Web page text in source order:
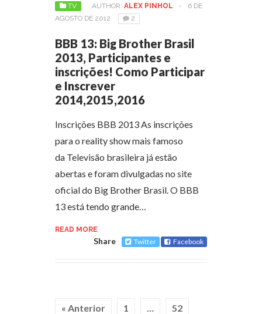
TV AUTHOR: ALEX PINHOL -
6 DE
AGOSTO DE 2012
2
BBB 13: Big Brother Brasil
2013, Participantes e
inscrições! Como Participar
e Inscrever
2014,2015,2016
Inscrições BBB 2013 As inscrições
para o reality show mais famoso
da Televisão brasileira já estão
abertas e foram divulgadas no site
oficial do Big Brother Brasil. O BBB
13 está tendo grande…
READ MORE
Share Twitter Facebook
« Anterior 1 52